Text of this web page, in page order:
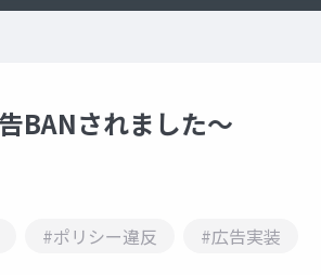
BANされました〜
#ポリシー違反
#広告実装